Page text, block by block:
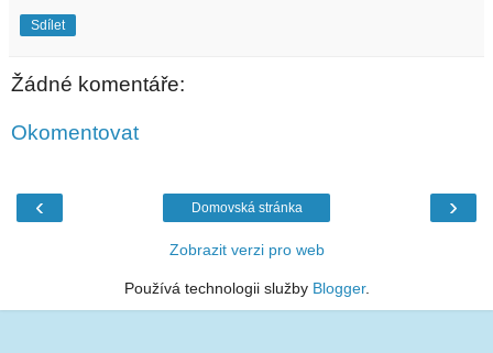
Sdílet
Žádné komentáře:
Okomentovat
‹ ›
Domovská stránka
Zobrazit verzi pro web
Používá technologii služby Blogger.